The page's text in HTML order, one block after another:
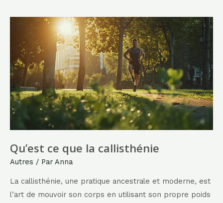
du
SIREN
Qu’est ce que la callisthénie
Autres / Par Anna
La callisthénie, une pratique ancestrale et moderne, est
l’art de mouvoir son corps en utilisant son propre poids